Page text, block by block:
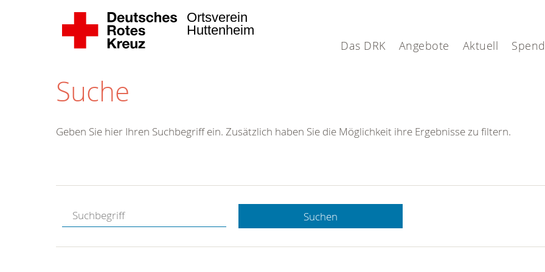
Das DRK Angebote Aktuell
Ortsverein
Huttenheim
Suche
Hotline.
gerne.
Geben Sie hier Ihren Suchbegriff ein. Zusätzlich haben Sie die Möglichkeit ihre Ergebnisse zu filtern.
Suchen